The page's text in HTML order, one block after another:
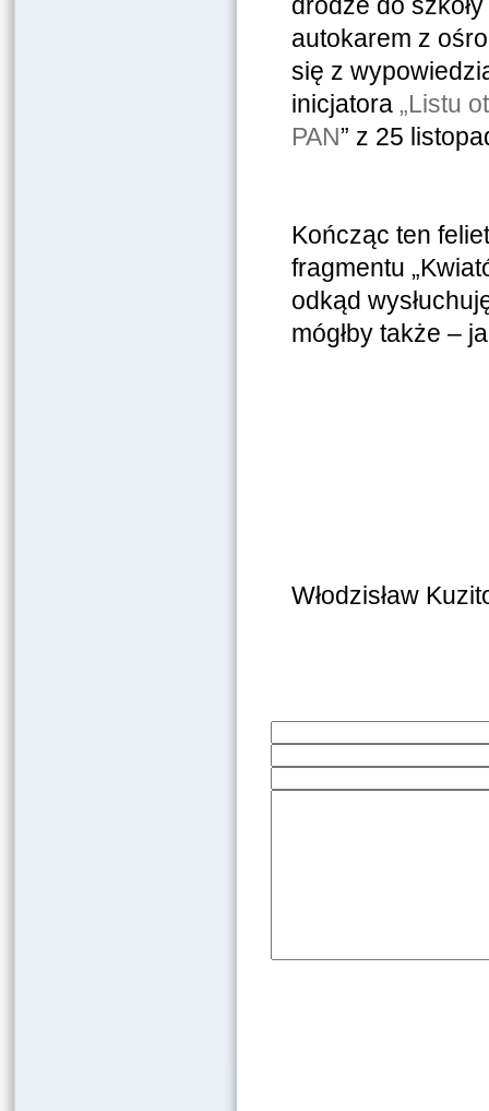
autokarem z
się z
inicjatora „Listu
PAN” z 25
Kończąc ten
fragmentu
odkąd
mógłby także –
Włodzisław